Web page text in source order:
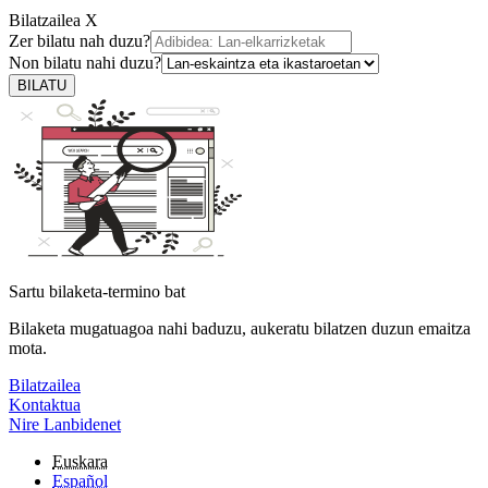
Bilatzailea X
Zer bilatu nah duzu?
Non bilatu nahi duzu?
BILATU
Sartu bilaketa-termino bat
Bilaketa mugatuagoa nahi baduzu, aukeratu bilatzen duzun emaitza
mota.
Bilatzailea
Kontaktua
Nire Lanbidenet
Euskara
Español